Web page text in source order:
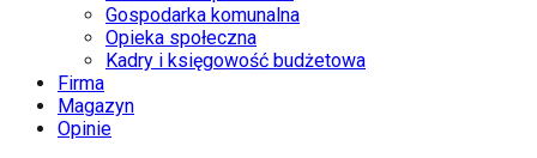
Gospodarka komunalna
Opieka społeczna
Kadry i księgowość budżetowa
Firma
Magazyn
Opinie